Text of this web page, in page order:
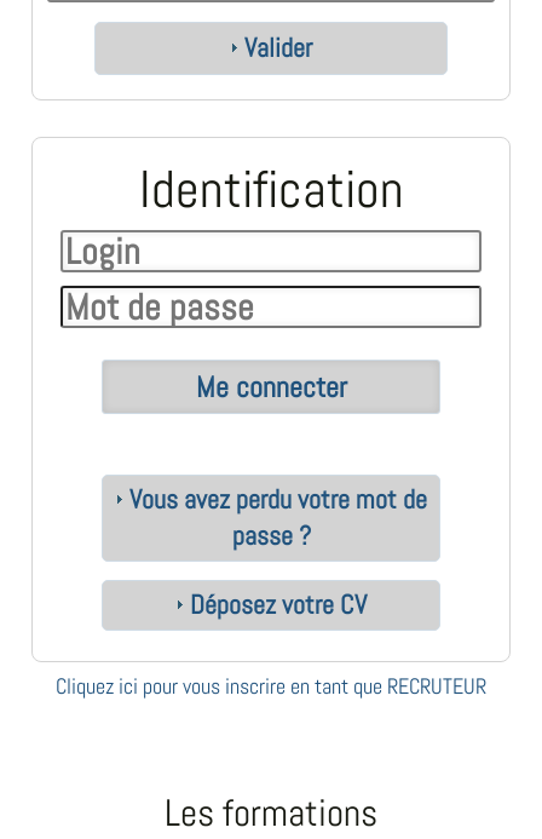
Valider
Identification
Vous avez perdu votre mot de
passe ?
Déposez votre CV
Cliquez ici pour vous inscrire en tant que RECRUTEUR
Les formations